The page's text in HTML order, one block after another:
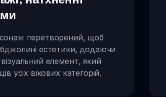
перетворений, щоб
естетики, додаючи
елемент, який
усіх вікових категорій.